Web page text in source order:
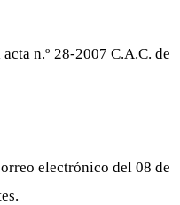
n.º 28-2007 C.A.C. de
electrónico del 08 de